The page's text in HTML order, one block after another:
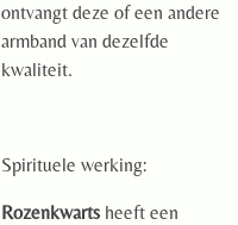
ontvangt deze of een andere
armband van dezelfde
kwaliteit.
Spirituele werking:
Rozenkwarts heeft een